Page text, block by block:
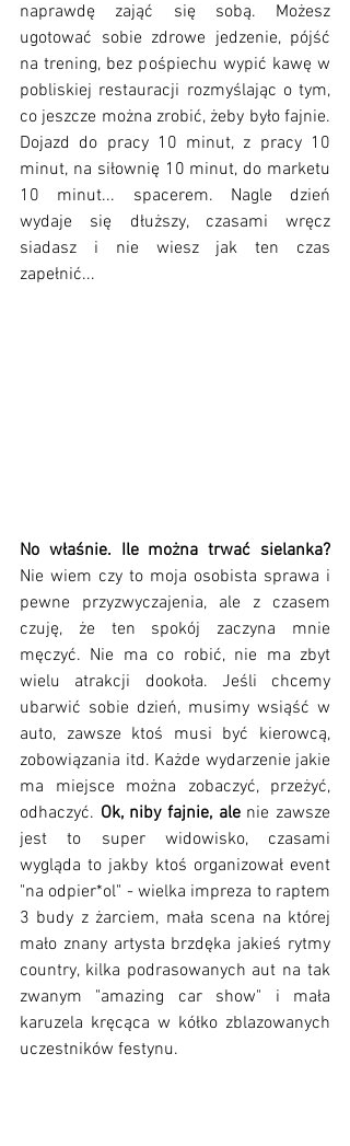
naprawdę zająć się sobą. Możesz
ugotować sobie zdrowe jedzenie, pójść
na trening, bez pośpiechu wypić kawę w
pobliskiej restauracji rozmyślając o tym,
co jeszcze można zrobić, żeby było fajnie.
Dojazd do pracy 10 minut, z pracy 10
minut, na siłownię 10 minut, do marketu
10 minut... spacerem. Nagle dzień
wydaje się dłuższy, czasami wręcz
siadasz i nie wiesz jak ten czas
zapełnić...
Nie wiem czy to moja osobista sprawa i
pewne przyzwyczajenia, ale z czasem
czuję, że ten spokój zaczyna mnie
męczyć. Nie ma co robić, nie ma zbyt
wielu atrakcji dookoła. Jeśli chcemy
ubarwić sobie dzień, musimy wsiąść w
auto, zawsze ktoś musi być kierowcą,
zobowiązania itd. Każde wydarzenie jakie
ma miejsce można zobaczyć, przeżyć,
odhaczyć. Ok, niby fajnie, ale nie zawsze
jest to super widowisko, czasami
wygląda to jakby ktoś organizował event
"na odpier*ol" - wielka impreza to raptem
3 budy z żarciem, mała scena na której
mało znany artysta brzdęka jakieś rytmy
country, kilka podrasowanych aut na tak
zwanym "amazing car show" i mała
karuzela kręcąca w kółko zblazowanych
uczestników festynu.